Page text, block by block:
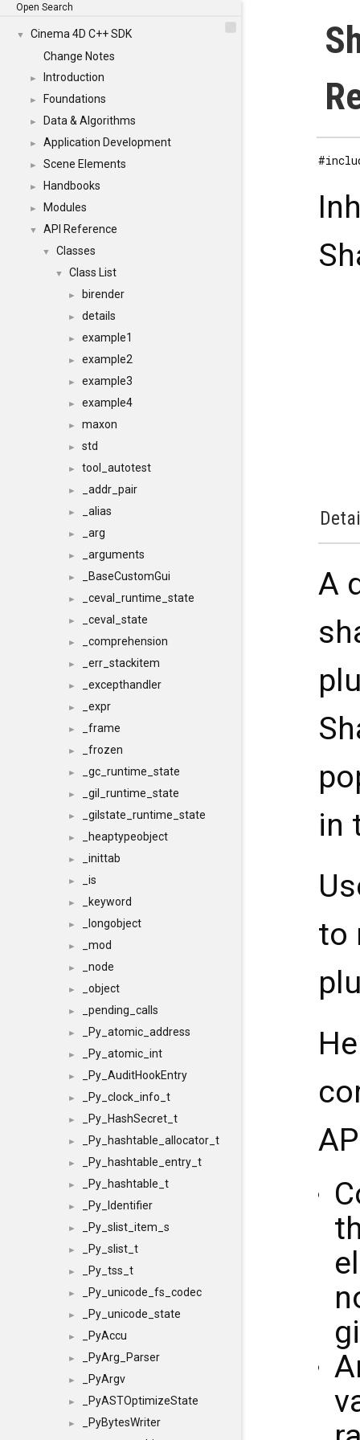
Open Search
▼
Cinema 4D C++ SDK
Change Notes
► Introduction
► Foundations
► Data & Algorithms
► Application Development
► Scene Elements
► Handbooks
► Modules
▼ API Reference
▼ Classes
▼ Class List
► birender
► details
► example1
► example2
► example3
► example4
► maxon
► std
► tool_autotest
► _addr_pair
► _alias
► _arg
► _arguments
► _BaseCustomGui
► _ceval_runtime_state
► _ceval_state
► _comprehension
► _err_stackitem
► _excepthandler
► _expr
► _frame
► _frozen
► _gc_runtime_state
► _gil_runtime_state
► _gilstate_runtime_state
► _heaptypeobject
► _inittab
► _is
► _keyword
► _longobject
► _mod
► _node
► _object
► _pending_calls
► _Py_atomic_address
► _Py_atomic_int
► _Py_AuditHookEntry
► _Py_clock_info_t
► _Py_HashSecret_t
► _Py_hashtable_allocator_t
► _Py_hashtable_entry_t
► _Py_hashtable_t
► _Py_Identifier
► _Py_slist_item_s
► _Py_slist_t
► _Py_tss_t
► _Py_unicode_fs_codec
► _Py_unicode_state
► _PyAccu
► _PyArg_Parser
► _PyArgv
► _PyASTOptimizeState
►
_PyBytesWriter
A
in
to